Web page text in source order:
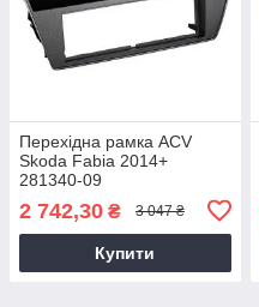
Перехідна рамка ACV
Skoda Fabia 2014+
281340-09
2 742,30 ₴ 3 047 ₴
Купити